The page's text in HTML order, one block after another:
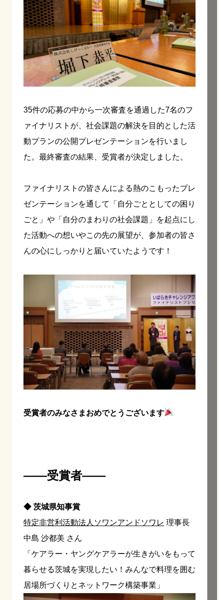
35件の応募の中から一次審査を通過した7名のフ
ァイナリストが、社会課題の解決を目的とした活
動プランの公開プレゼンテーションを行いまし
た。最終審査の結果、受賞者が決定しました。
ファイナリストの皆さんによる熱のこもったプレ
ゼンテーションを通して「自分ごととしての困り
ごと」や「自分のまわりの社会課題」を起点にし
た活動への想いやこの先の展望が、参加者の皆さ
んの心にしっかりと届いていたようです！
受賞者のみなさまおめでとうございます
——受賞者——
◆ 茨城県知事賞
特定非営利活動法人ソワンアンドソワレ 理事長
中島 沙都美 さん
「ケアラー・ヤングケアラーが生きがいをもって
暮らせる茨城を実現したい！みんなで料理を囲む
居場所づくりとネットワーク構築事業」